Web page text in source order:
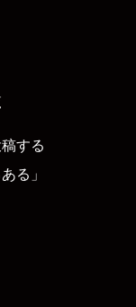
する
る」